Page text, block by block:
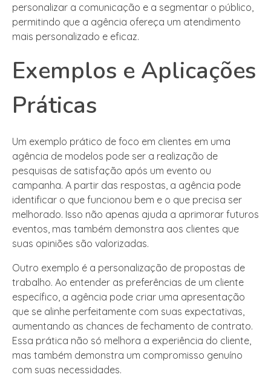
personalizar a comunicação e a segmentar o público,
permitindo que a agência ofereça um atendimento
mais personalizado e eficaz.
Exemplos e Aplicações
Práticas
Um exemplo prático de foco em clientes em uma
agência de modelos pode ser a realização de
pesquisas de satisfação após um evento ou
campanha. A partir das respostas, a agência pode
identificar o que funcionou bem e o que precisa ser
melhorado. Isso não apenas ajuda a aprimorar futuros
eventos, mas também demonstra aos clientes que
suas opiniões são valorizadas.
Outro exemplo é a personalização de propostas de
trabalho. Ao entender as preferências de um cliente
específico, a agência pode criar uma apresentação
que se alinhe perfeitamente com suas expectativas,
aumentando as chances de fechamento de contrato.
Essa prática não só melhora a experiência do cliente,
mas também demonstra um compromisso genuíno
com suas necessidades.